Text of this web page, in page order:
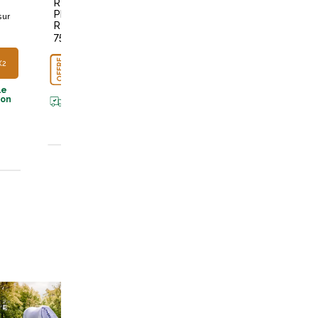
R
PHASE
R
75ML
OFFRE